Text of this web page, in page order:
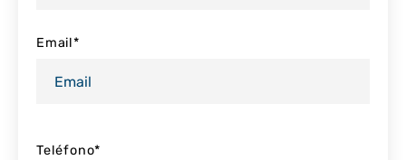
Email*
Teléfono*